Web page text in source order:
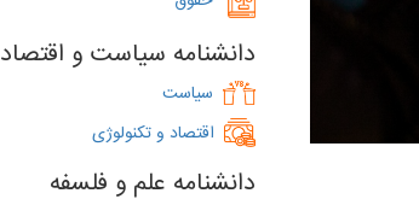
دانشنامه سیاست و اقتصاد
سیاست
اقتصاد و تکنولوژی
دانشنامه علم و فلسفه